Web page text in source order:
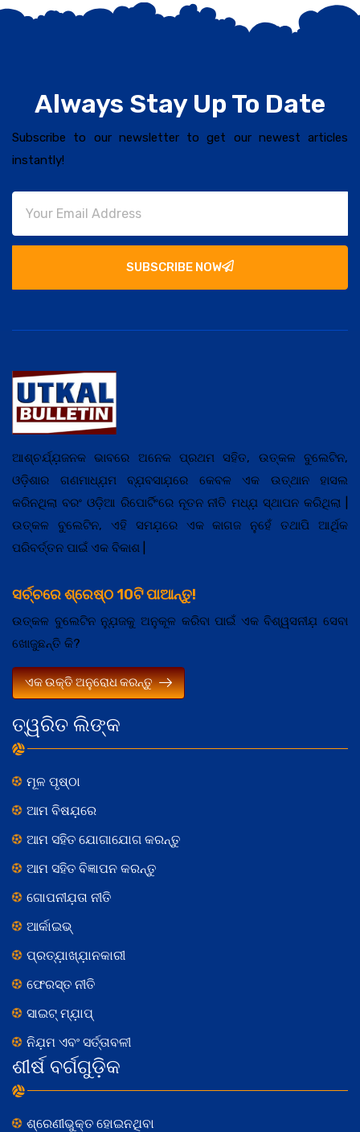
Always Stay Up To Date
Subscribe to our newsletter to get our newest articles
instantly!
SUBSCRIBE NOW
ତ୍ୱରିତ ଲିଙ୍କ
ମୂଳ ପୃଷ୍ଠା
ଆମ ବିଷଯ଼ରେ
ଆମ ସହିତ ଯୋଗାଯୋଗ କରନ୍ତୁ
ଆମ ସହିତ ବିଜ୍ଞାପନ କରନ୍ତୁ
ଗୋପନୀଯ଼ତା ନୀତି
ଆର୍କାଇଭ୍
ପ୍ରତ୍ଯ଼ାଖ୍ଯ଼ାନକାରୀ
ଫେରସ୍ତ ନୀତି
ସାଇଟ୍ ମ୍ଯ଼ାପ୍
ନିଯ଼ମ ଏବଂ ସର୍ତ୍ତାବଳୀ
ଶୀର୍ଷ ବର୍ଗଗୁଡ଼ିକ
ଶ୍ରେଣୀଭୁକ୍ତ ହୋଇନଥିବା
ଆଶ୍ଚର୍ଯ୍ଯ଼ଜନକ ଭାବରେ ଅନେକ ପ୍ରଥମ ସହିତ, ଉତ୍କଳ ବୁଲେଟିନ,
ଓଡ଼ିଶାର ଗଣମାଧ୍ଯ଼ମ ବ୍ଯ଼ବସାଯ଼ରେ କେବଳ ଏକ ଉତ୍ଥାନ ହାସଲ
କରିନଥିଲା ବରଂ ଓଡ଼ିଆ ରିପୋର୍ଟିଂରେ ନୂତନ ନୀତି ମଧ୍ଯ଼ ସ୍ଥାପନ କରିଥିଲା |
ଉତ୍କଳ ବୁଲେଟିନ, ଏହି ସମଯ଼ରେ ଏକ କାଗଜ ନୁହେଁ ତଥାପି ଆର୍ଥିକ
ପରିବର୍ତ୍ତନ ପାଇଁ ଏକ ବିକାଶ |
ସର୍ଚ୍ଚରେ ଶ୍ରେଷ୍ଠ 10ଟି ପାଆନ୍ତୁ!
ଉତ୍କଳ ବୁଲେଟିନ ନ୍ଯ଼ୁଜକୁ ଅନୁକୂଳ କରିବା ପାଇଁ ଏକ ବିଶ୍ୱସନୀଯ଼ ସେବା
ଖୋଜୁଛନ୍ତି କି?
ଏକ ଉକ୍ତି ଅନୁରୋଧ କରନ୍ତୁ